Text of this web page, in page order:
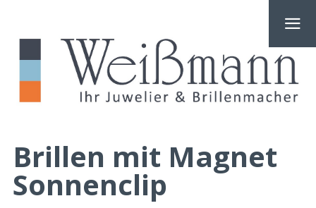
Brillen mit Magnet
Sonnenclip